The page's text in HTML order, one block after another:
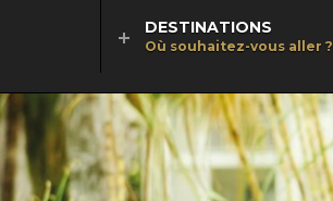
DESTINATIONS
Où souhaitez-vous aller ?